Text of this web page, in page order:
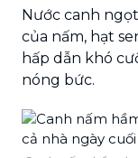
Nước canh
của nấm, hạt
hấp dẫn khó
nóng bức.